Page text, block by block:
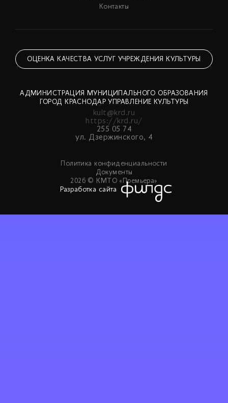
Контакты
ОЦЕНКА КАЧЕСТВА УСЛУГ УЧРЕЖДЕНИЯ КУЛЬТУРЫ
АДМИНИСТРАЦИЯ МУНИЦИПАЛЬНОГО ОБРАЗОВАНИЯ
ГОРОД КРАСНОДАР УПРАВЛЕНИЕ КУЛЬТУРЫ
kult@krd.ru
https://krd.ru/
255 05 74
ул. Дзержинского, 4
Политика конфиденциальности
Документы
2026 © КМТО «Премьера»
Разработка сайта